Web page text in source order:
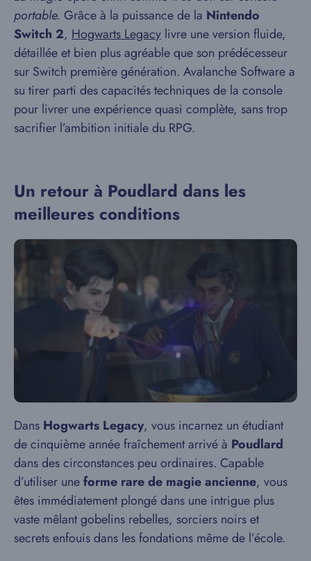
portable. Grâce à la puissance de la Nintendo
Switch 2, Hogwarts Legacy livre une version fluide,
détaillée et bien plus agréable que son prédécesseur
sur Switch première génération. Avalanche Software a
su tirer parti des capacités techniques de la console
pour livrer une expérience quasi complète, sans trop
sacrifier l’ambition initiale du RPG.
Un retour à Poudlard dans les
meilleures conditions
Dans Hogwarts Legacy, vous incarnez un étudiant
de cinquième année fraîchement arrivé à Poudlard
dans des circonstances peu ordinaires. Capable
d’utiliser uneforme rare de magie ancienne, vous
êtes immédiatement plongé dans une intrigue plus
vaste mêlant gobelins rebelles, sorciers noirs et
secrets enfouis dans les fondations même de l’école.